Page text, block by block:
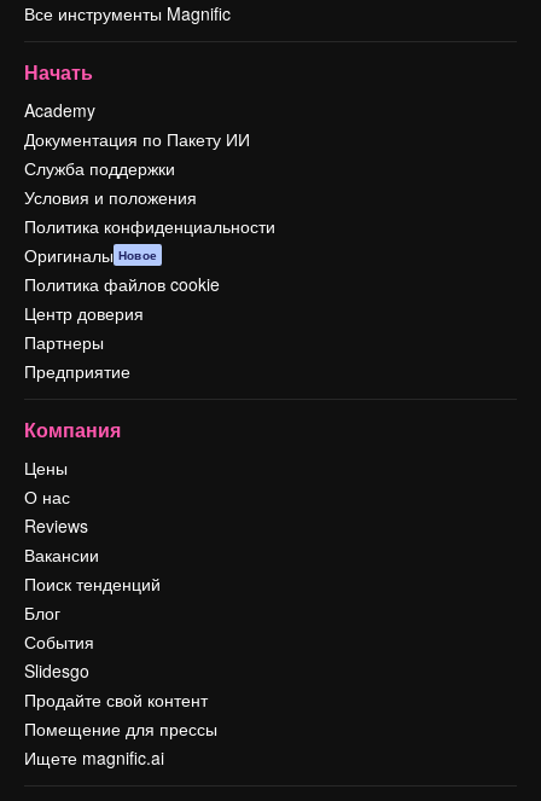
Все инструменты Magnific
Начать
Academy
Документация по Пакету ИИ
Служба поддержки
Условия и положения
Политика конфиденциальности
Оригиналы Новое
Политика файлов cookie
Центр доверия
Партнеры
Предприятие
Компания
Цены
О нас
Reviews
Вакансии
Поиск тенденций
Блог
События
Slidesgo
Продайте свой контент
Помещение для прессы
Ищете magnific.ai